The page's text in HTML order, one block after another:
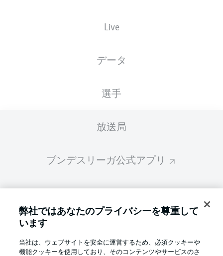
Live
データ
選手
放送局
ブンデスリーガ公式アプリ
ファンタジー・マネジャー
スターティングメンバーは試合開始の 60分前
弊社ではあなたのプライバシーを尊重して
います
当社は、ウェブサイトを安全に運営するため、必須クッキーや
機能クッキーを使用しており、そのコンテンツやサービスのさ